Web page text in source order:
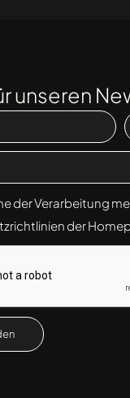
unseren
der Verarbeitung
der